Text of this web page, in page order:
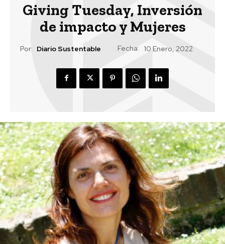
Giving Tuesday, Inversión
de impacto y Mujeres
Por: Diario Sustentable Fecha: 10 Enero, 2022